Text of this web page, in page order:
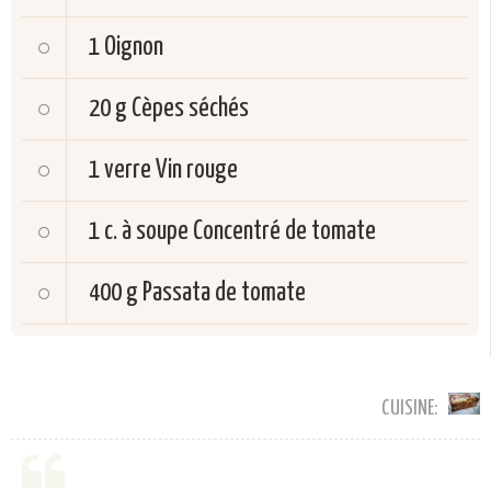
1 Oignon
20 g Cèpes séchés
1 verre Vin rouge
1 c. à soupe Concentré de tomate
400 g Passata de tomate
CUISINE: